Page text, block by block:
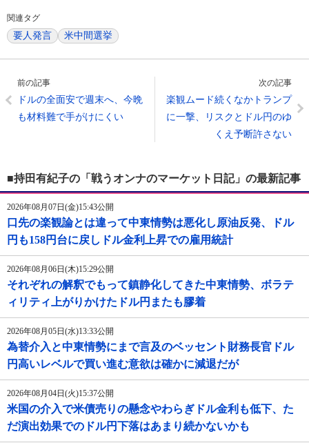
関連タグ
要人発言 米中間選挙
前の記事
ドルの全面安で週末へ、今晩
も材料難で手がけにくい
次の記事
楽観ムード続くなかトランプ
に一撃、リスクとドル円のゆ
くえ予断許さない
■持田有紀子の「戦うオンナのマーケット日記」の最新記事
2026年08月07日(金)15:43公開
口先の楽観論とは違って中東情勢は悪化し原油反発、ドル
円も158円台に戻しドル金利上昇での雇用統計
2026年08月06日(木)15:29公開
それぞれの解釈でもって鎮静化してきた中東情勢、ボラテ
ィリティ上がりかけたドル円またも膠着
2026年08月05日(水)13:33公開
為替介入と中東情勢にまで言及のベッセント財務長官ドル
円高いレベルで買い進む意欲は確かに減退だが
2026年08月04日(火)15:37公開
米国の介入で米債売りの懸念やわらぎドル金利も低下、た
だ演出効果でのドル円下落はあまり続かないかも